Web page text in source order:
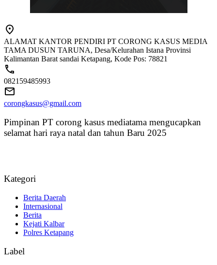
ALAMAT KANTOR PENDIRI PT CORONG KASUS MEDIA
TAMA DUSUN TARUNA, Desa/Kelurahan Istana Provinsi
Kalimantan Barat sandai Ketapang, Kode Pos: 78821
082159485993
corongkasus@gmail.com
Pimpinan PT corong kasus mediatama mengucapkan
selamat hari raya natal dan tahun Baru 2025
Kategori
Berita Daerah
Internasional
Berita
Kejati Kalbar
Polres Ketapang
Label